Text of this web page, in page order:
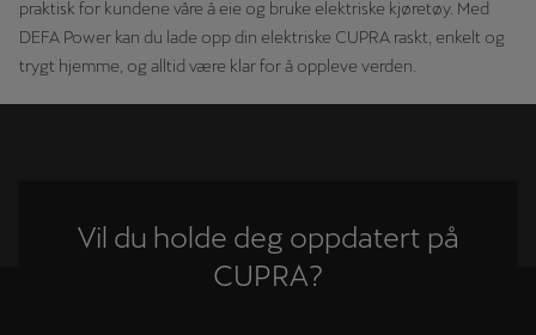
praktisk for kundene våre å eie og bruke elektriske kjøretøy. Med
DEFA Power kan du lade opp din elektriske CUPRA raskt, enkelt og
trygt hjemme, og alltid være klar for å oppleve verden.
Vil du holde deg oppdatert på
CUPRA?